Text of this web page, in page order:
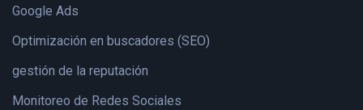
Google Ads
Optimización en buscadores (SEO)
gestión de la reputación
Monitoreo de Redes Sociales